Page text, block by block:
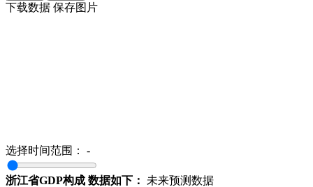
下载数据 保存图片
选择时间范围： -
浙江省GDP构成 数据如下：
未来预测数据